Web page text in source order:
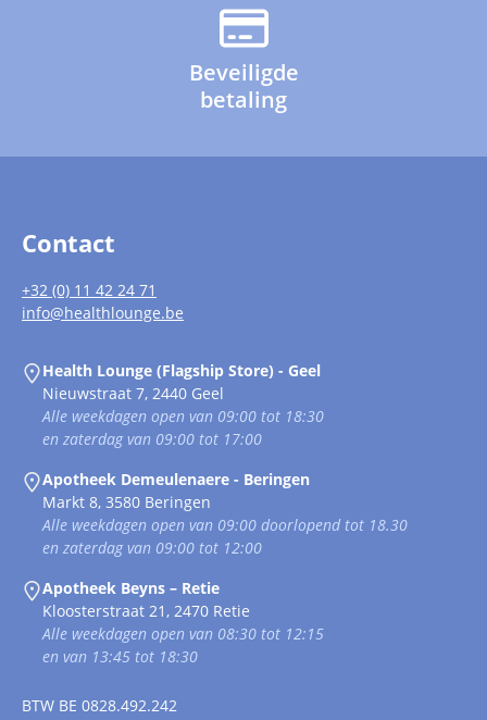
Beveiligde
betaling
Contact
+32 (0) 11 42 24 71
info@healthlounge.be
Health Lounge (Flagship Store) - Geel
Nieuwstraat 7, 2440 Geel
Alle weekdagen open van 09:00 tot 18:30
en zaterdag van 09:00 tot 17:00
Apotheek Demeulenaere - Beringen
Markt 8, 3580 Beringen
Alle weekdagen open van 09:00 doorlopend tot 18.30
en zaterdag van 09:00 tot 12:00
Apotheek Beyns – Retie
Kloosterstraat 21, 2470 Retie
Alle weekdagen open van 08:30 tot 12:15
en van 13:45 tot 18:30
BTW BE 0828.492.242